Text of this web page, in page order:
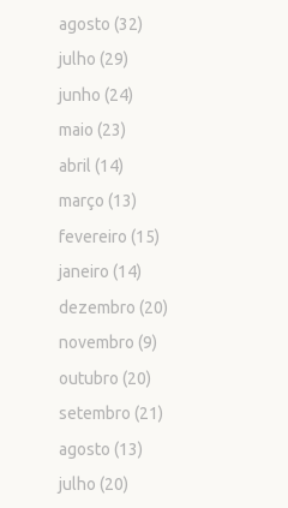
agosto (32)
julho (29)
junho (24)
maio (23)
abril (14)
março (13)
fevereiro (15)
janeiro (14)
dezembro (20)
novembro (9)
outubro (20)
setembro (21)
agosto (13)
julho (20)